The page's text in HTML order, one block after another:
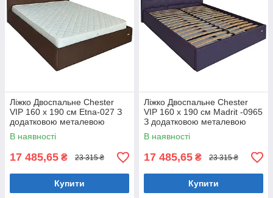
Ліжко Двоспальне Chester
VIP 160 х 190 см Etna-027 З
додатковою металевою
цільнозварною рамою
Коричневий
В наявності
17 485,65 ₴ 23 315 ₴
Купити
Ліжко Двоспальне Chester
VIP 160 х 190 см Madrit -0965
З додатковою металевою
цільнозварною рамою
Фіолетовий
В наявності
17 485,65 ₴ 23 315 ₴
Купити